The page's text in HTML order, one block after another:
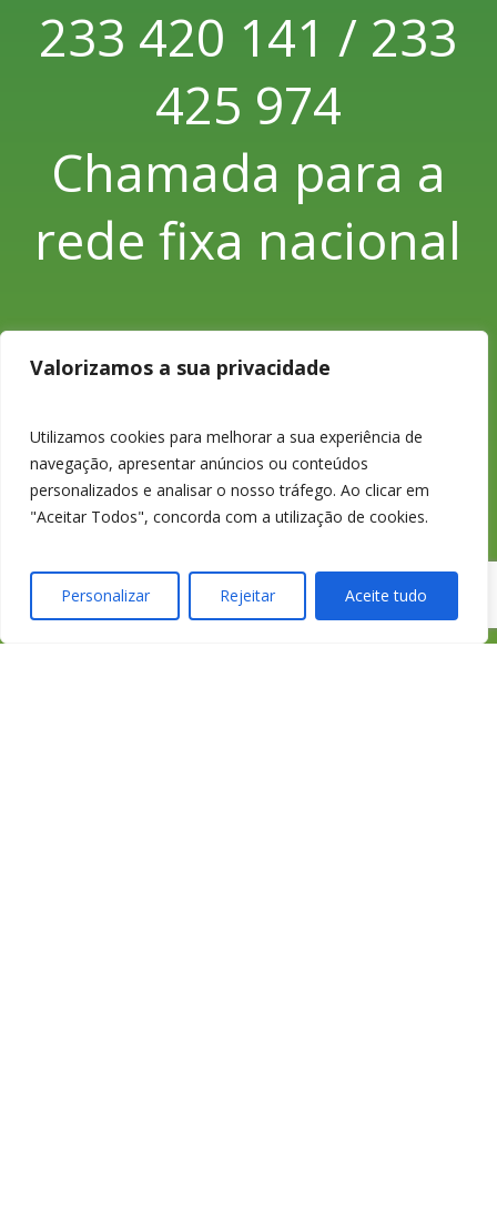
Valorizamos a sua privacidade
Utilizamos cookies para melhorar a sua experiência de
navegação, apresentar anúncios ou conteúdos
personalizados e analisar o nosso tráfego. Ao clicar em
"Aceitar Todos", concorda com a utilização de cookies.
Personalizar Rejeitar Aceite tudo
233 420 141 / 233
425 974
Chamada para a
rede fixa nacional
233 426 925
Chamada para a
rede fixa nacional